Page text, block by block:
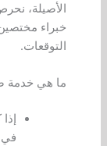
الأصيلة،
خبراء
التوقعات.
ما هي خدمة
في